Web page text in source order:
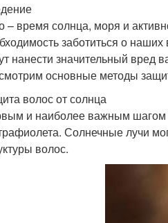
– время солнца, моря и
заботиться о
нанести значительный вред
основные методы
волос от солнца
и наиболее важным шагом
Солнечные лучи
волос.